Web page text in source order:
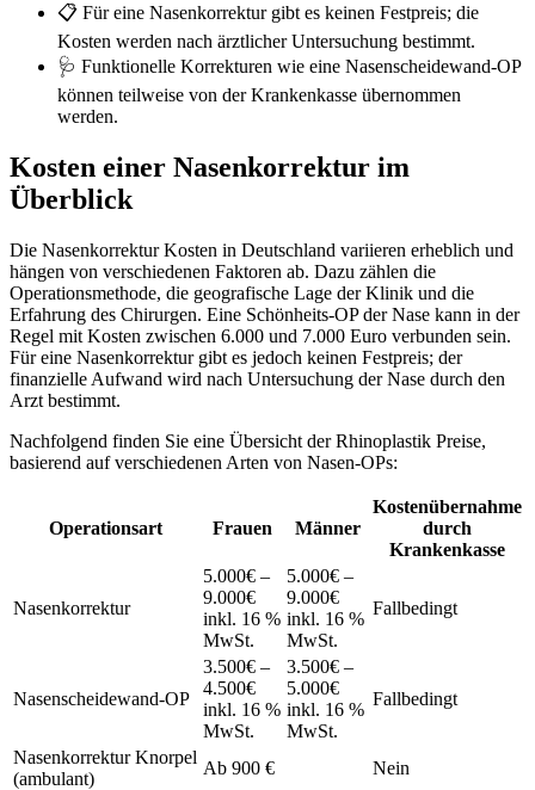
📋 Für eine Nasenkorrektur gibt es keinen Festpreis; die
Kosten werden nach ärztlicher Untersuchung bestimmt.
🩺 Funktionelle Korrekturen wie eine Nasenscheidewand-OP
können teilweise von der Krankenkasse übernommen
werden.
Kosten einer Nasenkorrektur im
Überblick
Die Nasenkorrektur Kosten in Deutschland variieren erheblich und
hängen von verschiedenen Faktoren ab. Dazu zählen die
Operationsmethode, die geografische Lage der Klinik und die
Erfahrung des Chirurgen. Eine Schönheits-OP der Nase kann in der
Regel mit Kosten zwischen 6.000 und 7.000 Euro verbunden sein.
Für eine Nasenkorrektur gibt es jedoch keinen Festpreis; der
finanzielle Aufwand wird nach Untersuchung der Nase durch den
Arzt bestimmt.
Nachfolgend finden Sie eine Übersicht der Rhinoplastik Preise,
basierend auf verschiedenen Arten von Nasen-OPs:
Operationsart Frauen Männer
Kostenübernahme
durch
Krankenkasse
Nasenkorrektur
5.000€ –
9.000€
inkl. 16 %
MwSt.
5.000€ –
9.000€
inkl. 16 %
MwSt.
Fallbedingt
Nasenscheidewand-OP
3.500€ –
4.500€
inkl. 16 %
MwSt.
3.500€ –
5.000€
inkl. 16 %
MwSt.
Fallbedingt
Nasenkorrektur Knorpel
(ambulant)
Ab 900 €
Nein